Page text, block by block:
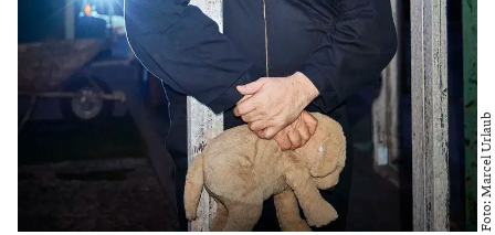
Foto: Marcel Urlaub